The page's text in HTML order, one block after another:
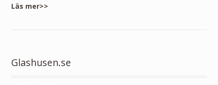
Läs mer>>
Glashusen.se